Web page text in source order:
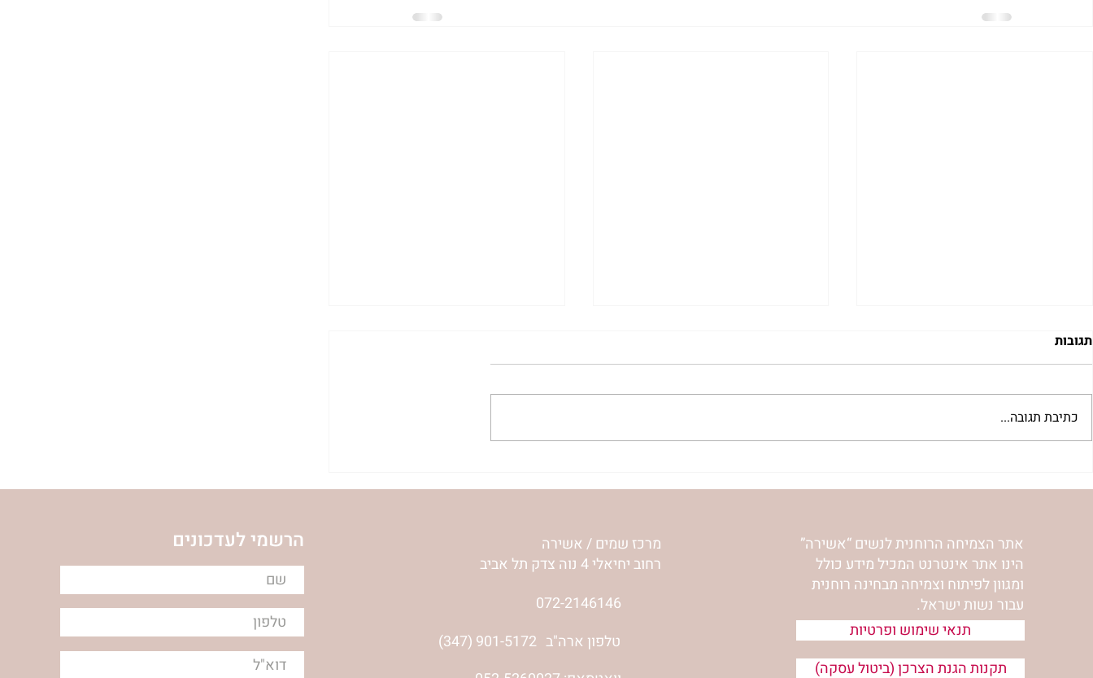
עם ליאת שי, אשת הלום קרב
תגובות
כתיבת תגובה...
הרשמי לעדכונים
מרכז שמים / אשירה
רחוב יחיאלי 4 נוה צדק תל אביב
072-2146146
(347) 901-5172 טלפון ארה"ב
אתר הצמיחה הרוחנית לנשים “אשירה”
הינו אתר אינטרנט המכיל מידע כולל
ומגוון לפיתוח וצמיחה מבחינה רוחנית
עבור נשות ישראל.
תנאי שימוש ופרטיות
תקנות הגנת הצרכן (ביטול עסקה)